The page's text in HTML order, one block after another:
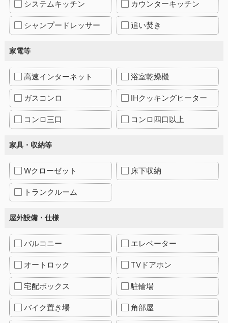
システムキッチン カウンターキッチン
シャンプードレッサー 追い焚き
家電等
高速インターネット 浴室乾燥機
ガスコンロ IHクッキングヒーター
コンロ三口 コンロ四口以上
家具・収納等
Wクローゼット 床下収納
トランクルーム
屋外設備・仕様
バルコニー エレベーター
オートロック TVドアホン
宅配ボックス 駐輪場
バイク置き場 角部屋